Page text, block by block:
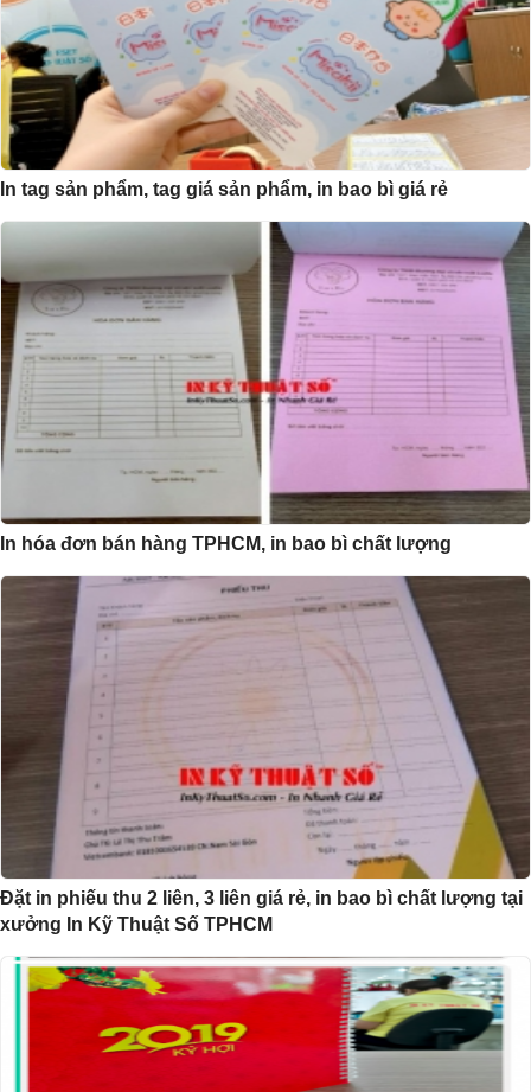
In tag sản phẩm, tag giá sản phẩm, in bao bì giá rẻ
In hóa đơn bán hàng TPHCM, in bao bì chất lượng
Đặt in phiếu thu 2 liên, 3 liên giá rẻ, in bao bì chất lượng tại
xưởng In Kỹ Thuật Số TPHCM